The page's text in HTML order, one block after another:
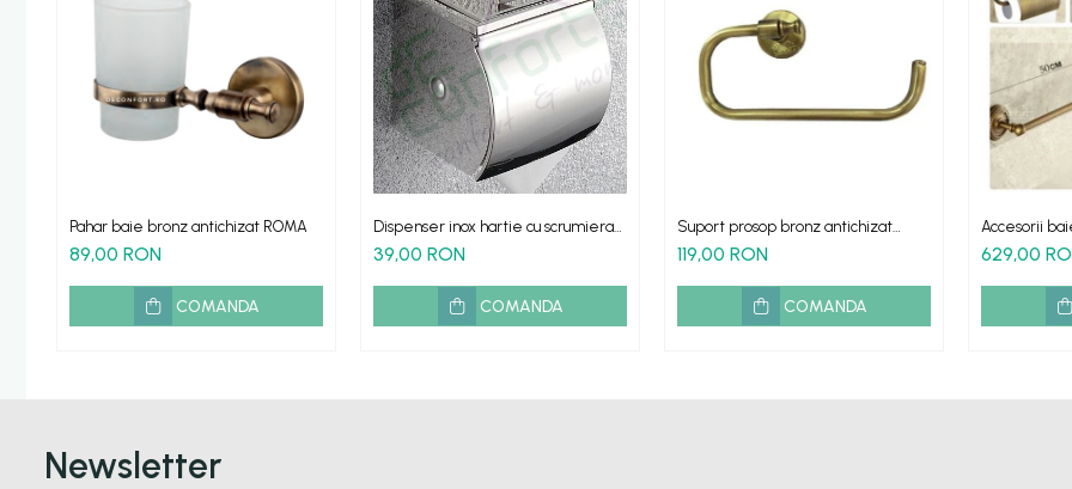
Sifoane evacuare
Evacuare cada-dus
Evacuare pisoar
HOME & DECO
Accesorii bucatarie
Improspatare aer
Pahar baie bronz antichizat ROMA
89,00 RON
COMANDA
Dispenser inox hartie cu scrumiera
rola mica
39,00 RON
COMANDA
Suport prosop bronz antichizat
retro Roma
119,00 RON
COMANDA
Accesorii
retro Verona
629,00
Newsletter